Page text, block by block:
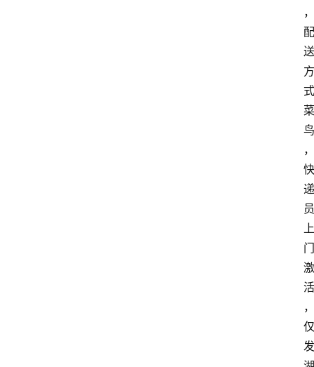
，
配
送
方
式
菜
鸟
，
快
递
员
上
门
激
活
，
仅
发